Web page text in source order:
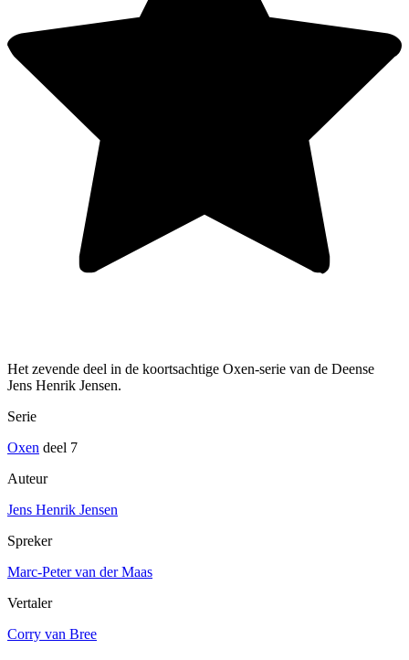
Het zevende deel in de koortsachtige Oxen-serie van de Deense
Jens Henrik Jensen.
Serie
Oxen deel 7
Auteur
Jens Henrik Jensen
Spreker
Marc-Peter van der Maas
Vertaler
Corry van Bree